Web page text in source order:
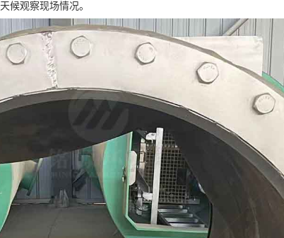
候观察现场情况。